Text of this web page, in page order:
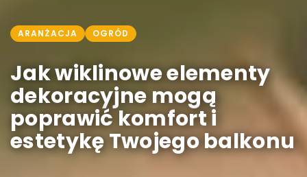
ARANŻACJA OGRÓD
Jak wiklinowe elementy
dekoracyjne mogą
poprawić komfort i
estetykę Twojego balkonu